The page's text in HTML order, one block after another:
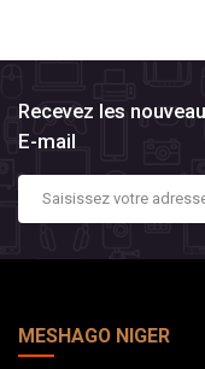
Recevez les
E-mail
MESHAGO NIGER